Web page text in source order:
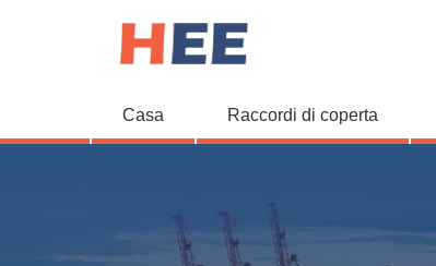
Casa Raccordi di coperta